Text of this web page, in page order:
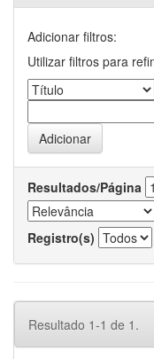
Adicionar filtros:
Utilizar filtros para
Resultados/Página
Registro(s)
Resultado 1-1 de 1.